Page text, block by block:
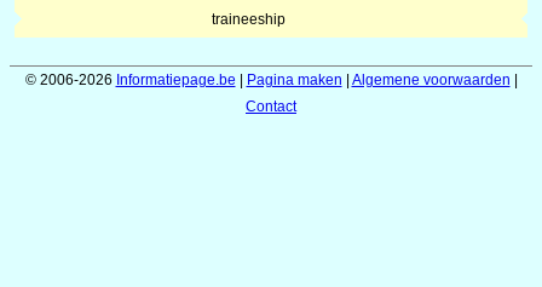
traineeship
© 2006-2026 Informatiepage.be Pagina maken Algemene voorwaarden
Contact